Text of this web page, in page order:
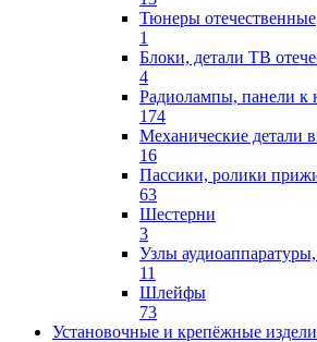
Тюнеры отечественные
1
Блоки, детали ТВ
4
Радиолампы, панели к
174
Механические детали
16
Пассики, ролики
63
Шестерни
3
Узлы
11
Шлейфы
73
Установочные и крепёжные